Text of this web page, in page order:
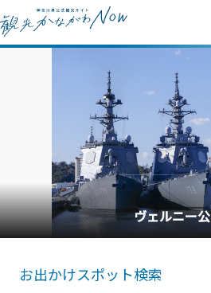
横浜中華街
お出かけスポット検索